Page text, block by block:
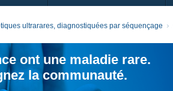
ultrarares, diagnostiquées par séquençage
ont une maladie rare.
la communauté.